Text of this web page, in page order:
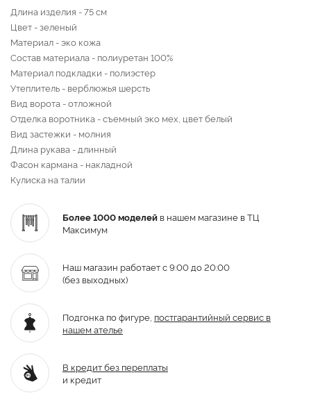
Длина изделия - 75 см
Цвет - зеленый
Материал - эко кожа
Состав материала - полиуретан 100%
Материал подкладки - полиэстер
Утеплитель - верблюжья шерсть
Вид ворота - отложной
Отделка воротника - съемный эко мех, цвет белый
Вид застежки - молния
Длина рукава - длинный
Фасон кармана - накладной
Кулиска на талии
Более 1000 моделей в нашем магазине в ТЦ
Максимум
Наш магазин работает с 9:00 до 20:00
(без выходных)
Подгонка по фигуре, постгарантийный сервис в
нашем ателье
В кредит без переплаты
и кредит